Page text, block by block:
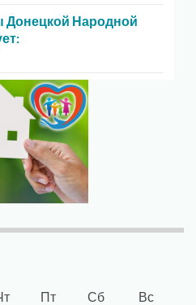
Донецкой Народной
Пт Сб Вс